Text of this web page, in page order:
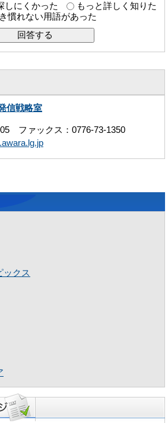
しにくかった
もっと詳しく知りた
慣れない用語があった
信戦略室
ファックス：0776-73-1350
ックス